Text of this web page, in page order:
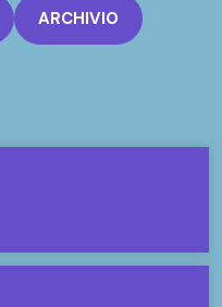
ARCHIVIO